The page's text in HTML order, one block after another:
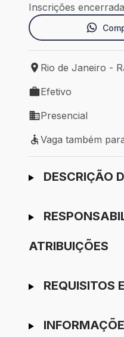
Inscrições
Local de trabalho:
Rio de Janeiro -
Tipo de vaga: Efetivo
Efetivo
Modelo de trabalho:
Presencial
Vaga também para
Vaga também
Ir para candidatura
DESCRIÇÃO
ATRIBUIÇÕES
REQUISITOS